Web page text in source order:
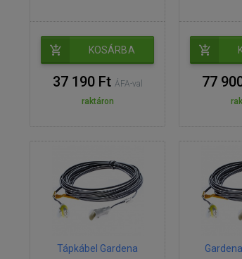
KOSÁRBA
37 190 Ft ÁFA-val
raktáron
77
Tápkábel Gardena